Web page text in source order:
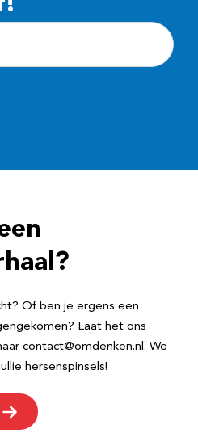
Of ben je ergens een
Laat het ons
contact@omdenken.nl. We
hersenspinsels!